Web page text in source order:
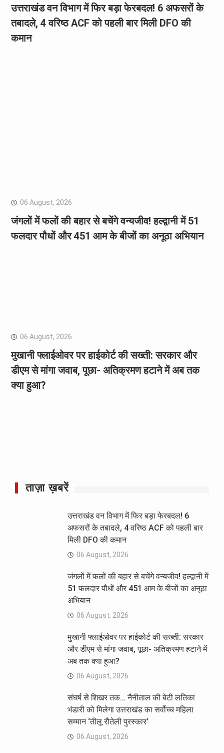
उत्तराखंड वन विभाग में फिर बड़ा फेरबदल! 6 अफसरों के
तबादले, 4 वरिष्ठ ACF को पहली बार मिली DFO की
कमान
06 August, 2026
जंगलों में फलों की बहार से बचेंगे वन्यजीव! हल्द्वानी में 51
फलदार पौधों और 451 आम के बीजों का अनूठा अभियान
06 August, 2026
मुखानी फ्लाईओवर पर हाईकोर्ट की सख्ती: सरकार और
डीएम से मांगा जवाब, पूछा- अतिक्रमण हटाने में अब तक
क्या हुआ?
ताज़ा ख़बरें
उत्तराखंड वन विभाग में फिर बड़ा फेरबदल! 6
अफसरों के तबादले, 4 वरिष्ठ ACF को पहली बार
मिली DFO की कमान
06 August, 2026
जंगलों में फलों की बहार से बचेंगे वन्यजीव! हल्द्वानी में
51 फलदार पौधों और 451 आम के बीजों का अनूठा
अभियान
06 August, 2026
मुखानी फ्लाईओवर पर हाईकोर्ट की सख्ती: सरकार
और डीएम से मांगा जवाब, पूछा- अतिक्रमण हटाने में
अब तक क्या हुआ?
06 August, 2026
संघर्ष से शिखर तक… नैनीताल की बेटी लतिका
भंडारी को मिलेगा उत्तराखंड का सर्वोच्च महिला
सम्मान ‘तीलू रौतेली पुरस्कार’
06 August, 2026